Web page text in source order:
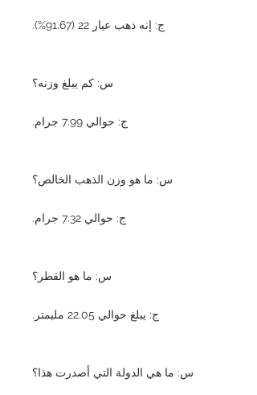
ج: إنه ذهب عيار 22 (91.67%).
س: كم يبلغ وزنه؟
ج: حوالي 7.99 جرام.
س: ما هو وزن الذهب الخالص؟
ج: حوالي 7.32 جرام.
س: ما هو القطر؟
ج: يبلغ حوالي 22.05 مليمتر.
س: ما هي الدولة التي أصدرت هذا؟